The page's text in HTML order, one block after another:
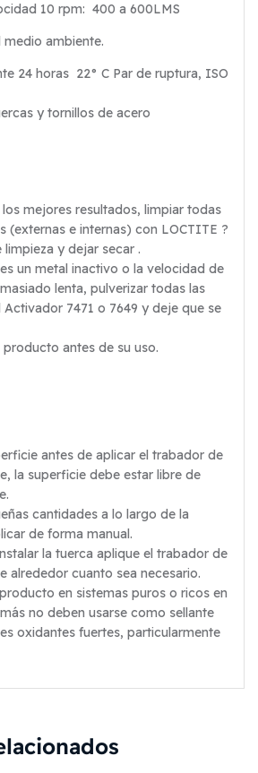
10 rpm: 400 a 600LMS
medio ambiente.
24 horas 22° C Par de ruptura, ISO
y tornillos de acero
mejores resultados, limpiar todas
(externas e internas) con LOCTITE ?
y dejar secar .
un metal inactivo o la velocidad de
lenta, pulverizar todas las
Activador 7471 o 7649 y deje que se
antes de su uso.
antes de aplicar el trabador de
la superficie debe estar libre de
cantidades a lo largo de la
de forma manual.
la tuerca aplique el trabador de
alrededor cuanto sea necesario.
en sistemas puros o ricos en
no deben usarse como sellante
oxidantes fuertes, particularmente